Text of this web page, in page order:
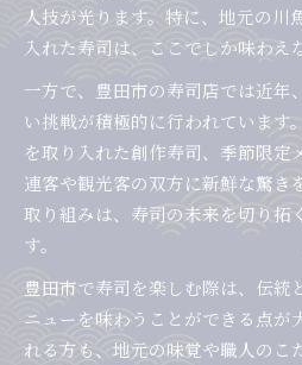
人技が光ります。特に、地元の川
入れた寿司は、ここでしか味わえ
一方で、豊田市の寿司店では近年
い挑戦が積極的に行われています
を取り入れた創作寿司、季節限定
連客や観光客の双方に新鮮な驚き
取り組みは、寿司の未来を切り拓
す。
豊田市で寿司を楽しむ際は、伝統
ニューを味わうことができる点が
れる方も、地元の味覚や職人のこ